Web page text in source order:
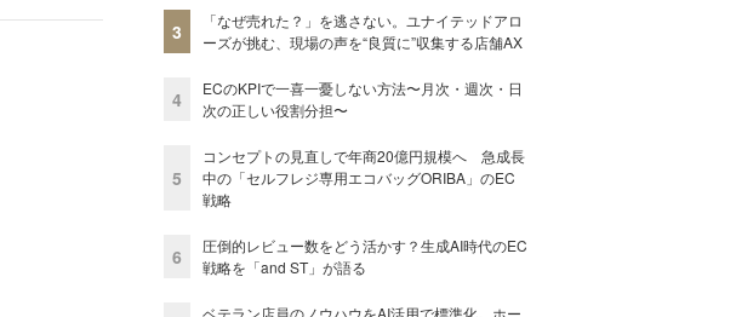
3
「なぜ売れた？」を逃さない。ユナイテッドアロ
ーズが挑む、現場の声を“良質に”収集する店舗AX
4
ECのKPIで一喜一憂しない方法〜月次・週次・日
次の正しい役割分担〜
5
コンセプトの見直しで年商20億円規模へ 急成長
中の「セルフレジ専用エコバッグORIBA」のEC
戦略
6
圧倒的レビュー数をどう活かす？生成AI時代のEC
戦略を「and ST」が語る
ベテラン店員のノウハウをAI活用で標準化。ホー